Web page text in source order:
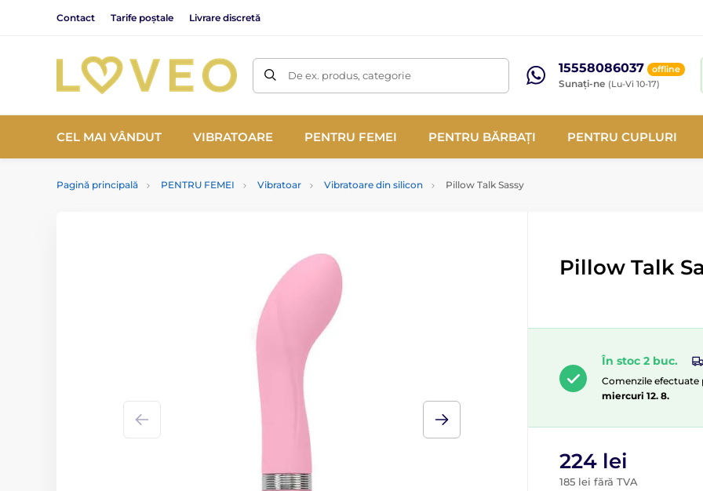
Contact Tarife poștale Livrare discretă
De ex. produs, categorie 15558086037 offline
Sunați-ne (Lu-Vi 10-17)
CEL MAI VÂNDUT VIBRATOARE PENTRU FEMEI PENTRU BĂRBAȚI PENTRU CUPLURI
Pagină principală PENTRU FEMEI Vibratoar Vibratoare din silicon Pillow Talk Sassy
Pillow Talk
În stoc 2 buc.
Comenzile efectuate
miercuri 12. 8.
224 lei
185 lei fără TVA